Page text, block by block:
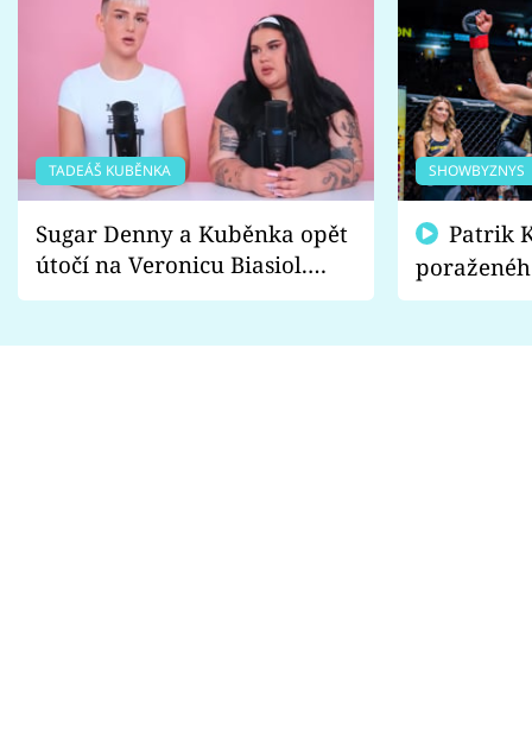
TADEÁŠ KUBĚNKA
Sugar Denny a Kuběnka opět
útočí na Veronicu Biasiol.
Proč je podle nich falešná a
SHOWBYZNYS
fanoušci